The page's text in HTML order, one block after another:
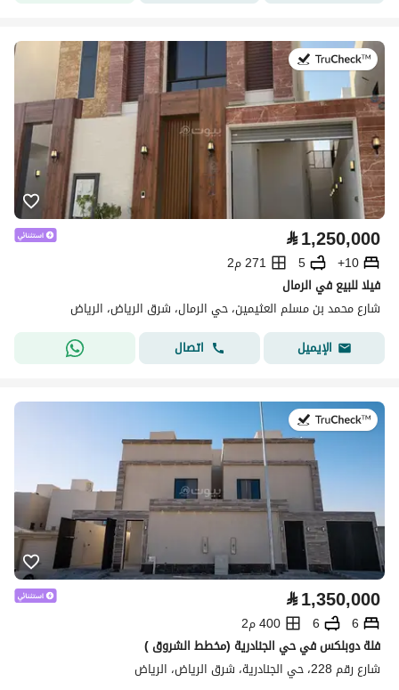
في:9 يوليو 2026
⃁1,250,000
10+
5
271 م2
فيلا للبيع في الرمال
شارع محمد بن مسلم العثيمين، حي الرمال، شرق الرياض، الرياض
الإيميل
اتصال
⃁1,350,000
6
6
400 م2
فلة دوبلكس في حي الجنادرية (مخطط الشروق )
شارع رقم 228، حي الجنادرية، شرق الرياض، الرياض